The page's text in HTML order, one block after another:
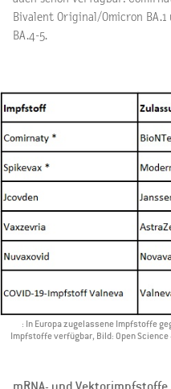
Bivalent Original/Omicron
BA.4-5.
: In Europa zugelassene Impfstoffe
Impfstoffe verfügbar, Bild: Open Science